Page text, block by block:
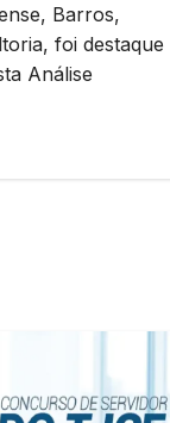
Barros,
foi destaque
Análise